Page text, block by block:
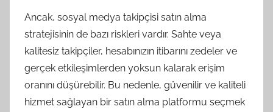
Ancak, sosyal medya takipçisi satın alma
stratejisinin de bazı riskleri vardır. Sahte veya
kalitesiz takipçiler, hesabınızın itibarını zedeler ve
gerçek etkileşimlerden yoksun kalarak erişim
oranını düşürebilir. Bu nedenle, güvenilir ve kaliteli
hizmet sağlayan bir satın alma platformu seçmek